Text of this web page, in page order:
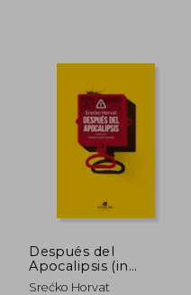
Después del
Apocalipsis (in
Spanish)
Srećko Horvat